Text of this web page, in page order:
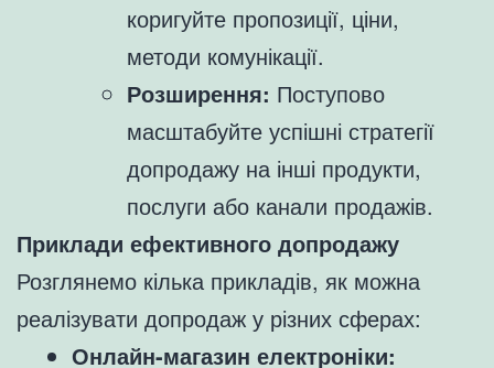
коригуйте пропозиції, ціни,
методи комунікації.
Розширення: Поступово
масштабуйте успішні стратегії
допродажу на інші продукти,
послуги або канали продажів.
Приклади ефективного допродажу
Розглянемо кілька прикладів, як можна
реалізувати допродаж у різних сферах:
Онлайн-магазин електроніки: